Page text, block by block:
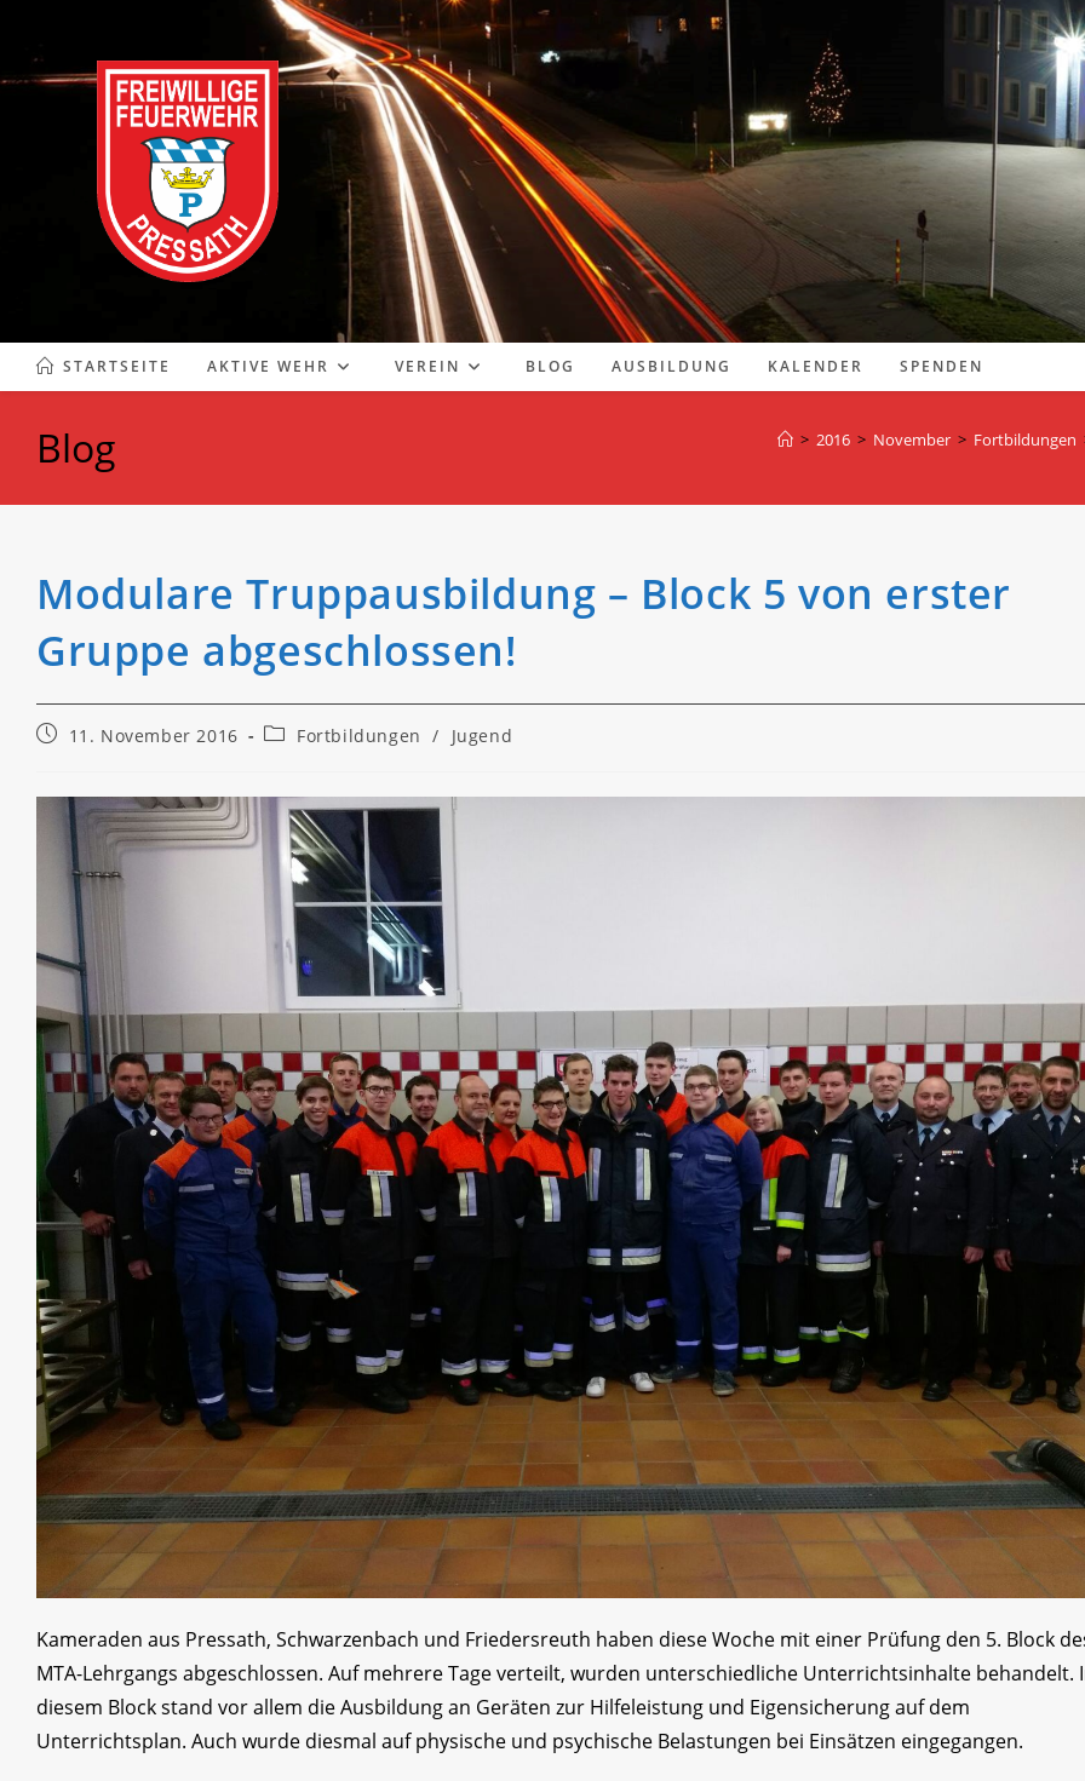
springen
STARTSEITE AKTIVE WEHR VEREIN BLOG AUSBILDUNG KALENDER SPENDEN
Blog > 2016 > November > Fortbildungen
Modulare Truppausbildung – Block 5 von erster
Gruppe abgeschlossen!
Beitrag11. November 2016
Beitrags-
Fortbildungen / Jugend
Kameraden aus Pressath, Schwarzenbach und Friedersreuth haben diese Woche mit einer Prüfung den 5. Block
MTA-Lehrgangs abgeschlossen. Auf mehrere Tage verteilt, wurden unterschiedliche Unterrichtsinhalte behandelt.
diesem Block stand vor allem die Ausbildung an Geräten zur Hilfeleistung und Eigensicherung auf dem
Unterrichtsplan. Auch wurde diesmal auf physische und psychische Belastungen bei Einsätzen eingegangen.